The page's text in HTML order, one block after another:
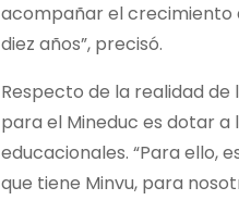
acompañar el crecimiento
diez años”, precisó.
Respecto de la realidad
para el Mineduc es dotar
educacionales. “Para
que tiene Minvu, para